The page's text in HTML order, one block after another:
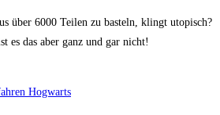
über 6000 Teilen zu basteln, klingt utopisch?
es das aber ganz und gar nicht!